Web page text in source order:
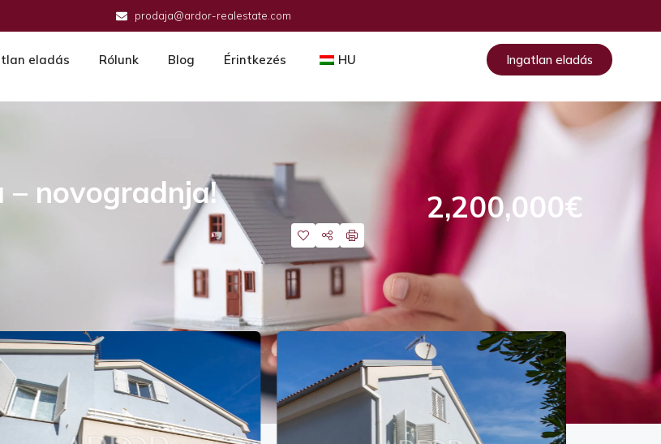
prodaja@ardor-realestate.com
eladás Rólunk Blog Érintkezés HU Ingatlan eladás
– novogradnja! 2,200,000€